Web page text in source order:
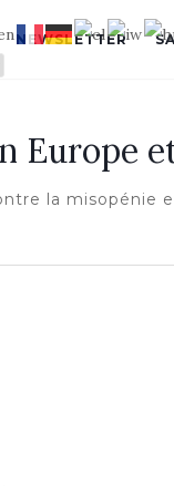
NEWSLETTER
Europe
la misopénie